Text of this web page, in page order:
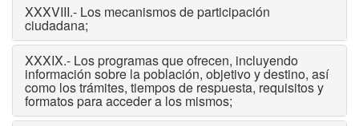
XXXVIII.- Los mecanismos de participación
ciudadana;
XXXIX.- Los programas que ofrecen, incluyendo
información sobre la población, objetivo y destino, así
como los trámites, tiempos de respuesta, requisitos y
formatos para acceder a los mismos;